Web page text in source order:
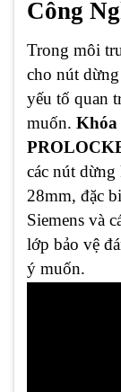
Công
Trong môi
cho nút
yếu tố quan
muốn. Khóa
các nút
28mm, đặc
Siemens và
lớp bảo vệ
ý muốn.